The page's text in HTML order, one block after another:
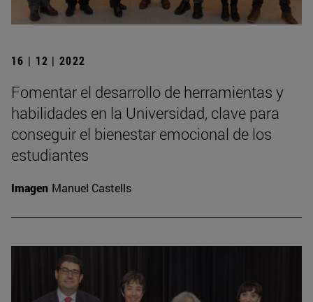
16 | 12 | 2022
Fomentar el desarrollo de herramientas y
habilidades en la Universidad, clave para
conseguir el bienestar emocional de los
estudiantes
Imagen Manuel Castells